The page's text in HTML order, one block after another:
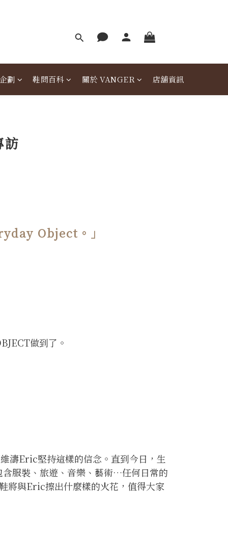
劃 鞋問百科 關於 VANGER 店舖資訊
Object。」
做到了。
濤Eric堅持這樣的信念。直到今日，生
服裝、旅遊、音樂、藝術…任何日常的
將與Eric擦出什麼樣的火花，值得大家